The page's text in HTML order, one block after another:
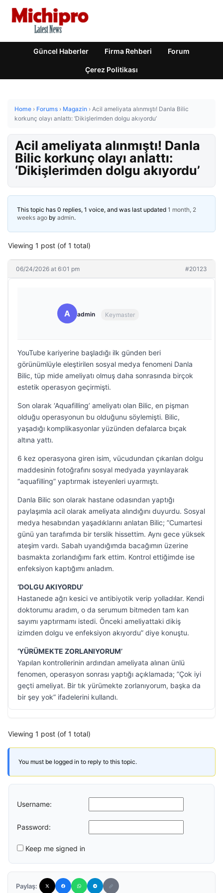
Güncel Haberler Firma Rehberi Forum
Çerez Politikası
Home › Forums › Magazin › Acil ameliyata alınmıştı! Danla Bilic
korkunç olayı anlattı: ‘Dikişlerimden dolgu akıyordu’
Acil ameliyata alınmıştı! Danla
Bilic korkunç olayı anlattı:
‘Dikişlerimden dolgu akıyordu’
This topic has 0 replies, 1 voice, and was last updated 1 month, 2
weeks ago by admin.
Viewing 1 post (of 1 total)
06/24/2026 at 6:01 pm #20123
A admin Keymaster
YouTube kariyerine başladığı ilk günden beri
görünümlüyle eleştirilen sosyal medya fenomeni Danla
Bilic, tüp mide ameliyatı olmuş daha sonrasında birçok
estetik operasyon geçirmişti.
Son olarak ‘Aquafilling’ ameliyatı olan Bilic, en pişman
olduğu operasyonun bu olduğunu söylemişti. Bilic,
yaşadığı komplikasyonlar yüzünden defalarca bıçak
altına yattı.
6 kez operasyona giren isim, vücudundan çıkarılan dolgu
maddesinin fotoğrafını sosyal medyada yayınlayarak
“aquafilling” yaptırmak isteyenleri uyarmıştı.
Danla Bilic son olarak hastane odasından yaptığı
paylaşımla acil olarak ameliyata alındığını duyurdu. Sosyal
medya hesabından yaşadıklarını anlatan Bilic; ”Cumartesi
günü yan tarafımda bir terslik hissettim. Aynı gece yüksek
ateşim vardı. Sabah uyandığımda bacağımın üzerine
basmakta zorlandığımı fark ettim. Kontrol ettiğimde ise
enfeksiyon kaptığımı anladım.
‘DOLGU AKIYORDU’
Hastanede ağrı kesici ve antibiyotik verip yolladılar. Kendi
doktorumu aradım, o da serumum bitmeden tam kan
sayımı yaptırmamı istedi. Önceki ameliyattaki dikiş
izimden dolgu ve enfeksiyon akıyordu” diye konuştu.
‘YÜRÜMEKTE ZORLANIYORUM’
Yapılan kontrollerinin ardından ameliyata alınan ünlü
fenomen, operasyon sonrası yaptığı açıklamada; ”Çok iyi
geçti ameliyat. Bir tık yürümekte zorlanıyorum, başka da
bir şey yok” ifadelerini kullandı.
Viewing 1 post (of 1 total)
You must be logged in to reply to this topic.
Username:
Password:
Keep me signed in
Paylaş: